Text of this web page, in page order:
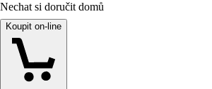
Nechat si doručit domů
Koupit on-line